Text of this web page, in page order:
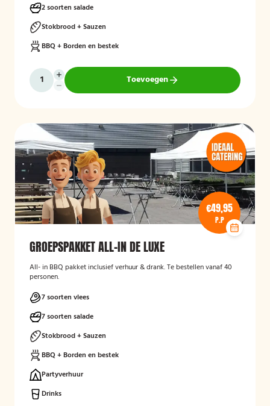
2 soorten salade
Stokbrood + Sauzen
BBQ + Borden en bestek
Toevoegen
€49,95
P.P
GROEPSPAKKET ALL-IN DE LUXE
All- in BBQ pakket inclusief verhuur & drank. Te bestellen vanaf 40
personen.
7 soorten vlees
7 soorten salade
Stokbrood + Sauzen
BBQ + Borden en bestek
Partyverhuur
Drinks